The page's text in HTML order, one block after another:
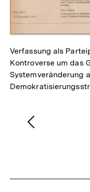
Verfassung als
Kontroverse um das
Systemveränderung
Vorherigen